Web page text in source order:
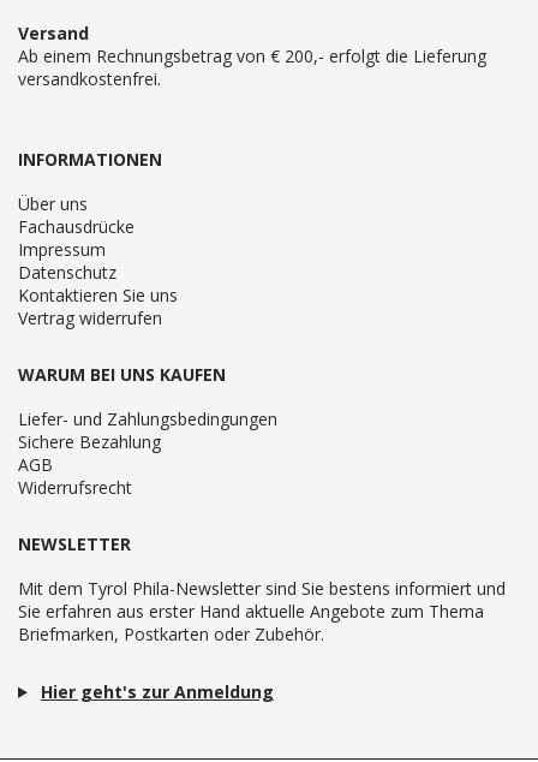
Versand
Ab einem Rechnungsbetrag von € 200,- erfolgt die Lieferung
versandkostenfrei.
INFORMATIONEN
Über uns
Fachausdrücke
Impressum
Datenschutz
Kontaktieren Sie uns
Vertrag widerrufen
WARUM BEI UNS KAUFEN
Liefer- und Zahlungsbedingungen
Sichere Bezahlung
AGB
Widerrufsrecht
NEWSLETTER
Mit dem Tyrol Phila-Newsletter sind Sie bestens informiert und
Sie erfahren aus erster Hand aktuelle Angebote zum Thema
Briefmarken, Postkarten oder Zubehör.
Hier geht's zur Anmeldung